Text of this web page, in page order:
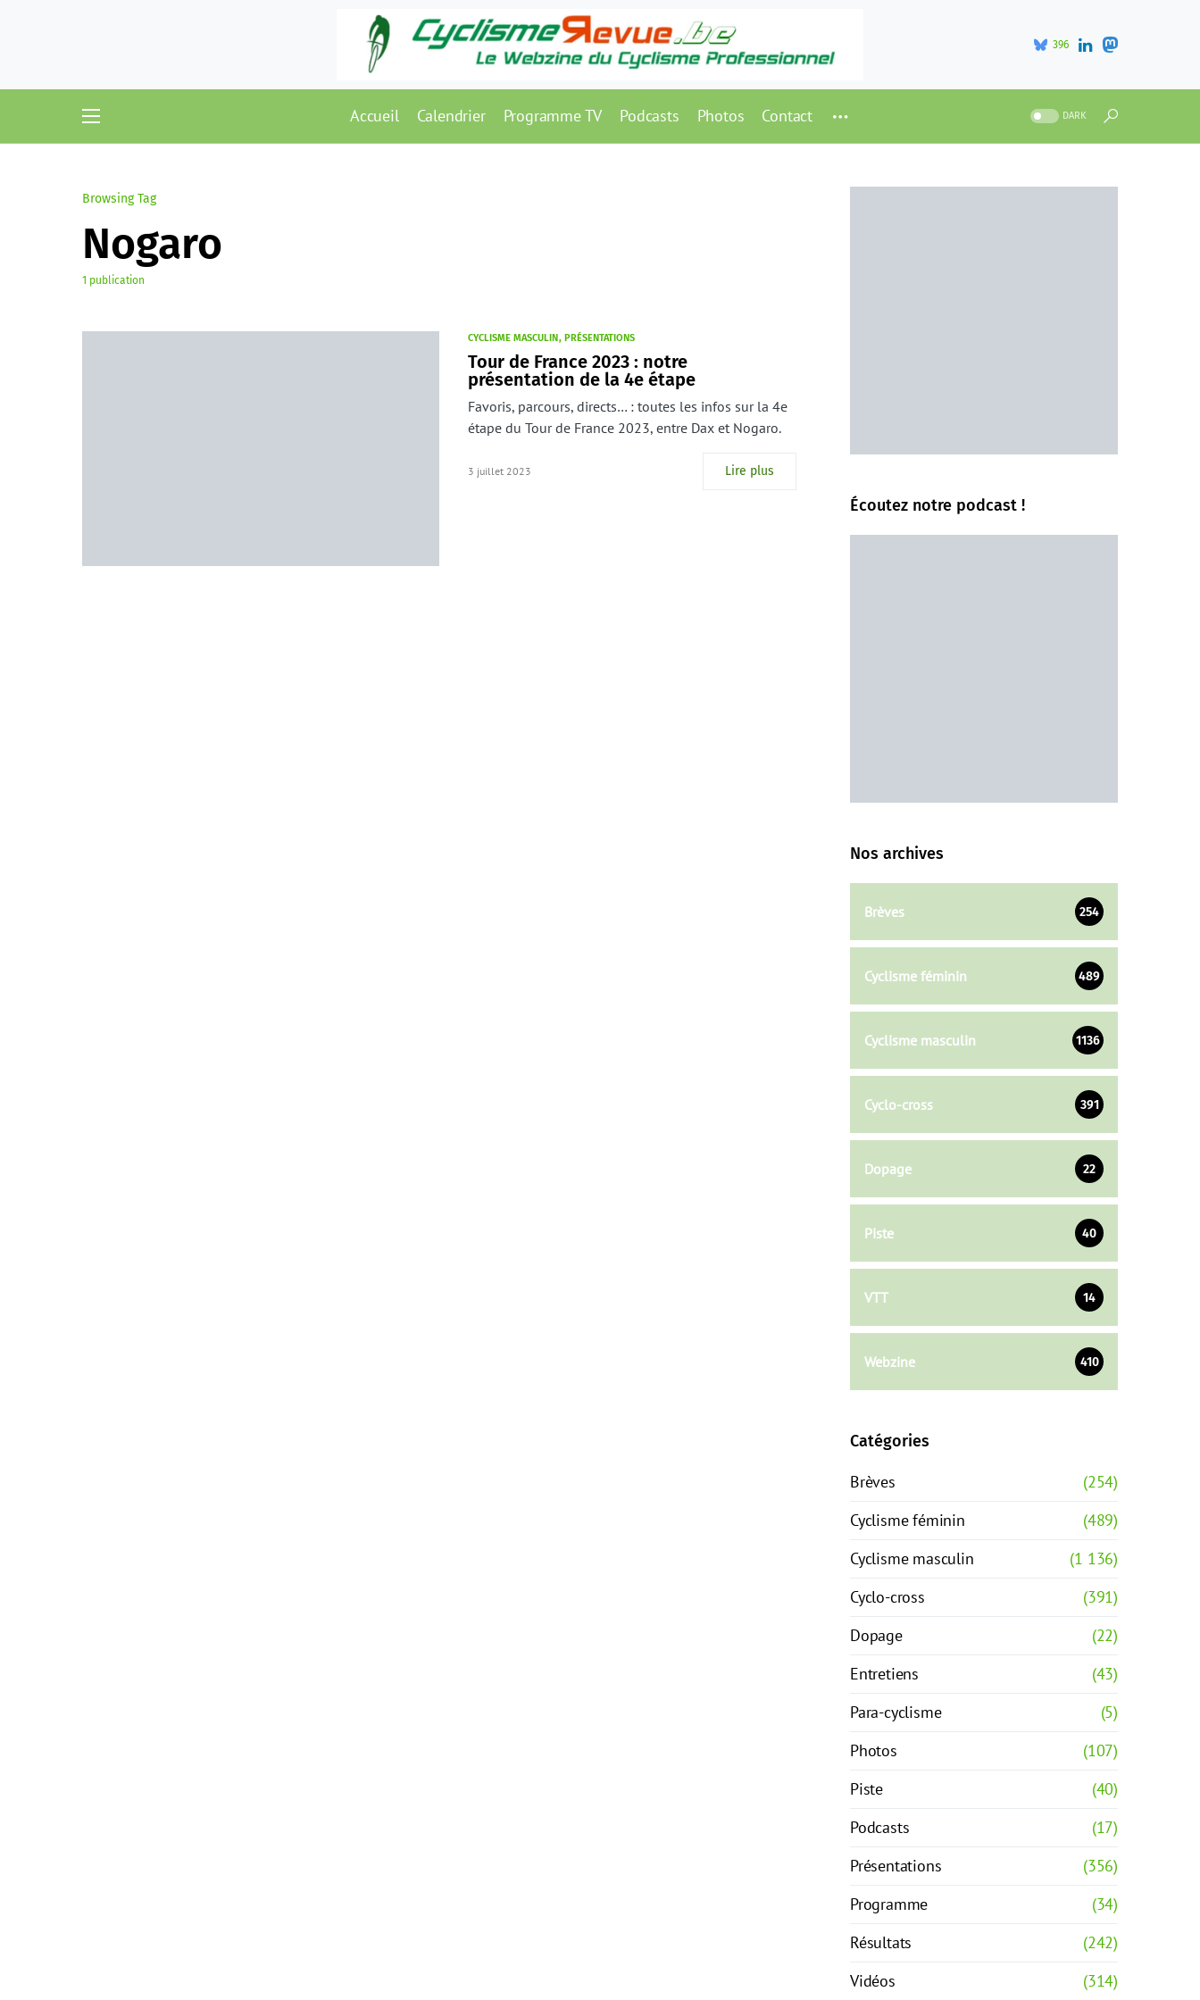
396
Accueil Calendrier Programme TV Podcasts Photos Contact DARK
Browsing Tag
Nogaro
1 publication
CYCLISME MASCULIN PRÉSENTATIONS
Tour de France 2023 : notre
présentation de la 4e étape
Favoris, parcours, directs… : toutes les infos sur la 4e
étape du Tour de France 2023, entre Dax et Nogaro.
3 juillet 2023 Lire plus
Écoutez notre podcast !
Nos archives
Brèves 254
Cyclisme féminin 489
Cyclisme masculin 1136
Cyclo-cross 391
Dopage 22
Piste 40
VTT 14
Webzine 410
Catégories
Brèves
(254)
Cyclisme féminin
(489)
Cyclisme masculin
(1 136)
Cyclo-cross
(391)
Dopage
(22)
Entretiens
(43)
Para-cyclisme
(5)
Photos
(107)
Piste
(40)
Podcasts
(17)
Présentations
(356)
Programme
(34)
Résultats
(242)
Vidéos
(314)